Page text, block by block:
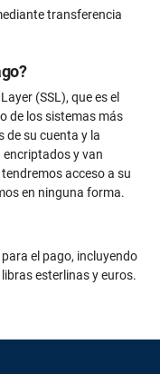
transferencia
(SSL), que es el
de los sistemas más
de su cuenta y la
y van
acceso a su
en ninguna forma.
el pago, incluyendo
esterlinas y euros.